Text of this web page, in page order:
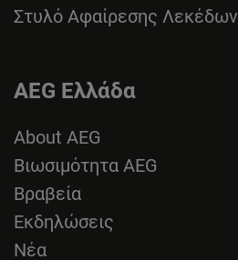
Στυλό Αφαίρεσης Λεκέδων
AEG Ελλάδα
About AEG
Βιωσιμότητα AEG
Βραβεία
Εκδηλώσεις
Νέα